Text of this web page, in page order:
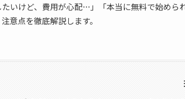
たいけど、費用が心配…」「本当に無料で始め
意点を徹底解説します。